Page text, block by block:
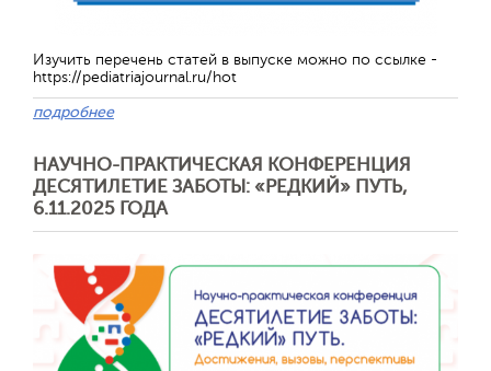
Изучить перечень статей в выпуске можно по ссылке -
https://pediatriajournal.ru/hot
подробнее
НАУЧНО-ПРАКТИЧЕСКАЯ КОНФЕРЕНЦИЯ
ДЕСЯТИЛЕТИЕ ЗАБОТЫ: «РЕДКИЙ» ПУТЬ,
6.11.2025 ГОДА